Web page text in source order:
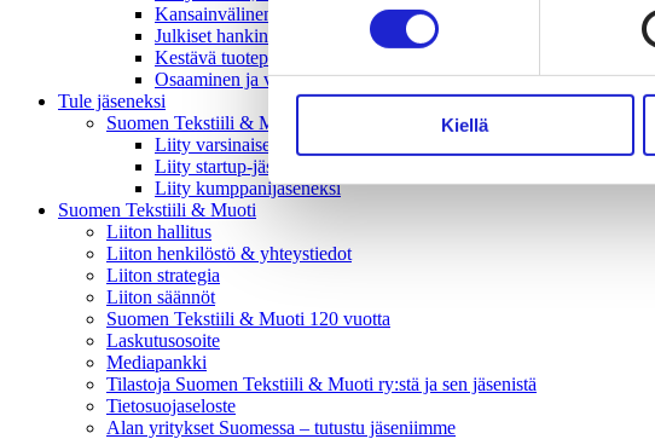
Kiellä
Kansainvälinen liiketoiminta ja rahoitus -vaikuttajaryhmä
Julkiset hankinnat ja huoltovarmuus -vaikuttajaryhmä
Kestävä tuotepolitiikka​ -vaikuttajaryhmä
Osaaminen ja vetovoima -vaikuttajaryhmä
Tule jäseneksi
Suomen Tekstiili & Muodin jäsenyysmuodot
Liity varsinaiseksi jäseneksi
Liity startup-jäseneksi
Liity kumppani­jäseneksi
Suomen Tekstiili & Muoti
Liiton hallitus
Liiton henkilöstö & yhteystiedot
Liiton strategia
Liiton säännöt
Suomen Tekstiili & Muoti 120 vuotta
Laskutusosoite
Mediapankki
Tilastoja Suomen Tekstiili & Muoti ry:stä ja sen jäsenistä
Tietosuojaseloste
Alan yritykset Suomessa – tutustu jäseniimme